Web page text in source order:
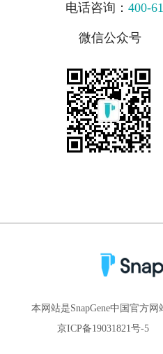
电话咨询： 400-
微信公众
本网站是SnapGene中国官方网
京ICP备19031821号-5